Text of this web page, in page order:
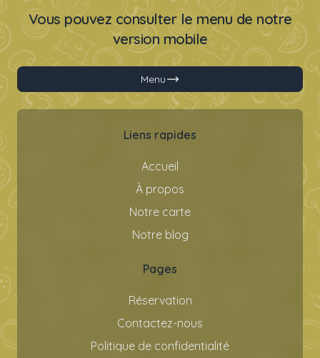
Vous pouvez consulter le menu de notre
version mobile
Menu
Liens rapides
Accueil
À propos
Notre carte
Notre blog
Pages
Réservation
Contactez-nous
Politique de confidentialité